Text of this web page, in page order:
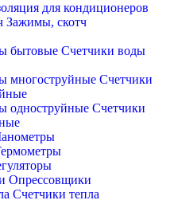
для кондиционеров
Зажимы, скотч
Счетчики воды
Счетчики
Счетчики
Опрессовщики
Счетчики тепла